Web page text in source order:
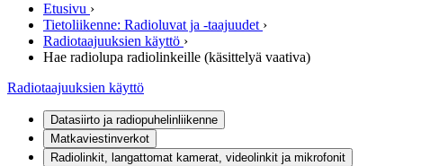
Etusivu ›
Tietoliikenne: Radioluvat ja -taajuudet ›
Radiotaajuuksien käyttö ›
Hae radiolupa radiolinkeille (käsittelyä vaativa)
Radiotaajuuksien käyttö
Datasiirto ja radiopuhelinliikenne
Matkaviestinverkot
Radiolinkit, langattomat kamerat, videolinkit ja mikrofonit